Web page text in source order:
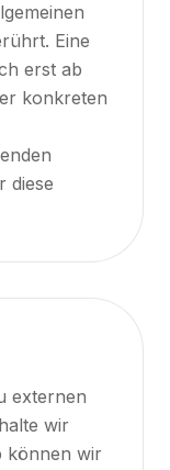
Eine
erst ab
konkreten
diese
externen
wir
können wir